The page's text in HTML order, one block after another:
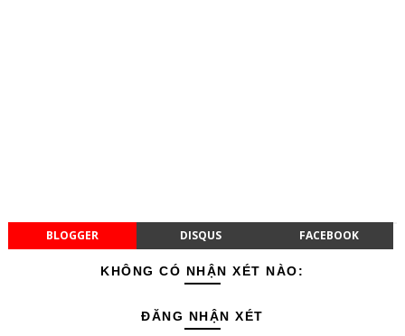
BLOGGER DISQUS FACEBOOK
KHÔNG CÓ NHẬN XÉT NÀO:
ĐĂNG NHẬN XÉT